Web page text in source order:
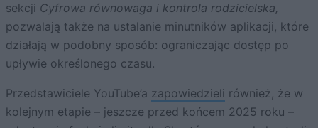
sekcji Cyfrowa równowaga i kontrola rodzicielska,
pozwalają także na ustalanie minutników aplikacji, które
działają w podobny sposób: ograniczając dostęp po
upływie określonego czasu.
Przedstawiciele YouTube’a zapowiedzieli również, że w
kolejnym etapie – jeszcze przed końcem 2025 roku –